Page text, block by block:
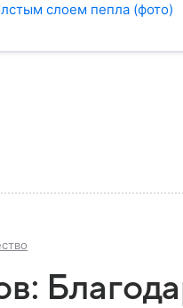
слоем пепла (фото)